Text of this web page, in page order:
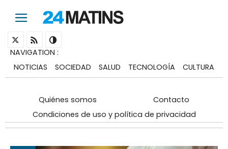
NAVIGATION :
NOTICIAS
SOCIEDAD SALUD TECNOLOGÍA CULTURA
Quiénes somos
Contacto
Condiciones de uso y política de privacidad